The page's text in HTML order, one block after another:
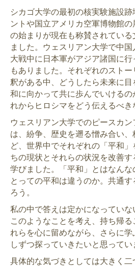
シカゴ大学の最初の核実験施設
ントや国立アメリカ空軍博物館
の始まりが現在も称賛されてい
ました。ウェスリアン大学で中
大戦中に日本軍がアジア諸国に
もありました。それぞれのスト
釈がある中、どうしたら未来に
和に向かって共に歩んでいけるの
れからヒロシマをどう伝えるべき
ウェスリアン大学でのピースカ
は、紛争、歴史を遡る憎み合い
ど、世界中でそれぞれの「平和
ちの現状とそれらの状況を改善
学びました。「平和」とはなん
とっての平和は違うのか。共通
ろう。
私の中で答えは定かになっていな
このようなことを考え、持ち帰
れらを心に留めながら、さらに
しずつ探っていきたいと思ってい
具体的な気づきとしては大きく二